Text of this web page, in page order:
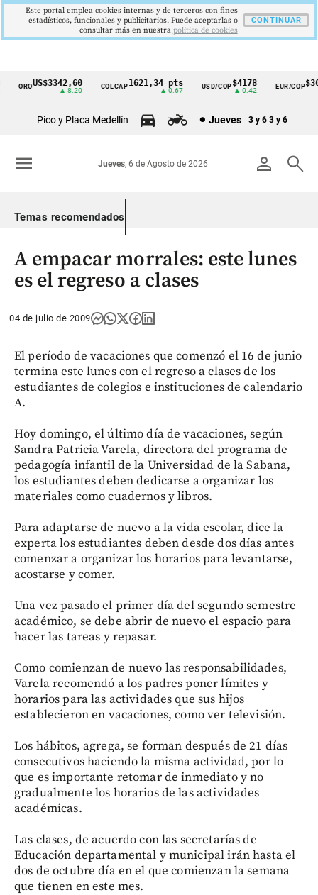
Cintillo
Colombia
OROUS$3342,60
▲ 8.20
COLCAP1621,34 pts
▲ 0.67
USD/COP$4178
▲ 0.42
EUR/COP
Pico y Placa Medellín Jueves 3 y 6 3 y 6
person search
Jueves, 6 de Agosto de 2026
menu
Temas recomendados
A empacar morrales: este lunes
es el regreso a clases
04 de julio de 2009
El período de vacaciones que comenzó el 16 de junio
termina este lunes con el regreso a clases de los
estudiantes de colegios e instituciones de calendario
A.
Hoy domingo, el último día de vacaciones, según
Sandra Patricia Varela, directora del programa de
pedagogía infantil de la Universidad de la Sabana,
los estudiantes deben dedicarse a organizar los
materiales como cuadernos y libros.
Para adaptarse de nuevo a la vida escolar, dice la
experta los estudiantes deben desde dos días antes
comenzar a organizar los horarios para levantarse,
acostarse y comer.
Una vez pasado el primer día del segundo semestre
académico, se debe abrir de nuevo el espacio para
hacer las tareas y repasar.
Como comienzan de nuevo las responsabilidades,
Varela recomendó a los padres poner límites y
horarios para las actividades que sus hijos
establecieron en vacaciones, como ver televisión.
Los hábitos, agrega, se forman después de 21 días
consecutivos haciendo la misma actividad, por lo
que es importante retomar de inmediato y no
gradualmente los horarios de las actividades
académicas.
Las clases, de acuerdo con las secretarías de
Educación departamental y municipal irán hasta el
dos de octubre día en el que comienzan la semana
que tienen en este mes.
Este portal emplea cookies internas y de terceros con fines
estadísticos, funcionales y publicitarios. Puede aceptarlas o
consultar más en nuestra politica de cookies
CONTINUAR